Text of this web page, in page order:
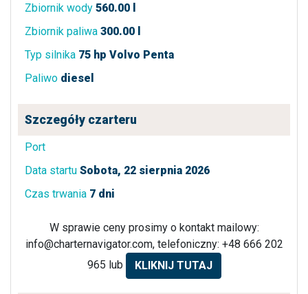
Zbiornik wody 560.00 l
Zbiornik paliwa 300.00 l
Typ silnika 75 hp Volvo Penta
Paliwo diesel
Szczegóły czarteru
Port
Data startu Sobota, 22 sierpnia 2026
Czas trwania 7 dni
W sprawie ceny prosimy o kontakt mailowy:
info@charternavigator.com, telefoniczny: +48 666 202
965 lub
KLIKNIJ TUTAJ